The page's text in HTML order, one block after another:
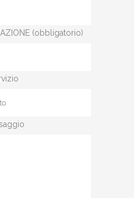
(obbligatorio)